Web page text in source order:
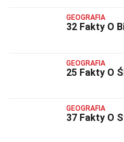
GEOGRAFIA
32 Fakty O
GEOGRAFIA
25 Fakty O
GEOGRAFIA
37 Fakty O